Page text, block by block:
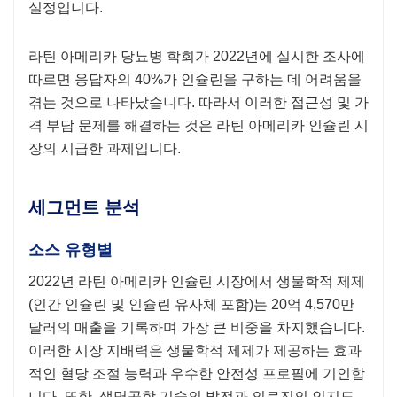
실정입니다.
라틴 아메리카 당뇨병 학회가 2022년에 실시한 조사에
따르면 응답자의 40%가 인슐린을 구하는 데 어려움을
겪는 것으로 나타났습니다. 따라서 이러한 접근성 및 가
격 부담 문제를 해결하는 것은 라틴 아메리카 인슐린 시
장의 시급한 과제입니다.
세그먼트 분석
소스 유형별
2022년 라틴 아메리카 인슐린 시장에서 생물학적 제제
(인간 인슐린 및 인슐린 유사체 포함)는 20억 4,570만
달러의 매출을 기록하며 가장 큰 비중을 차지했습니다.
이러한 시장 지배력은 생물학적 제제가 제공하는 효과
적인 혈당 조절 능력과 우수한 안전성 프로필에 기인합